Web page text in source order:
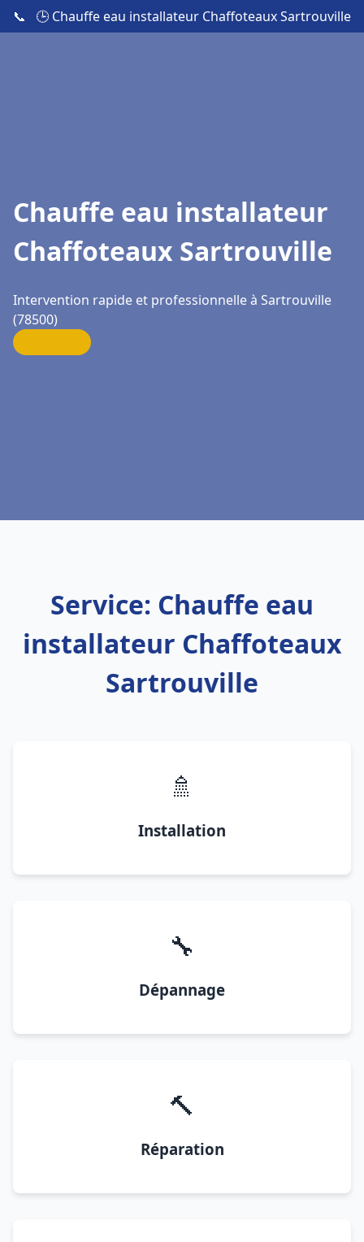
📞 🕒 Chauffe eau installateur Chaffoteaux Sartrouville
Chauffe eau installateur
Chaffoteaux Sartrouville
Intervention rapide et professionnelle à Sartrouville
(78500)
Service: Chauffe eau
installateur Chaffoteaux
Sartrouville
🚿
Installation
🔧
Dépannage
🔨
Réparation